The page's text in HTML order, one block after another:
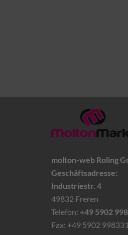
molton-web Roling
Geschäftsadresse:
Industriestr. 4
49832 Freren
Telefon: +49 5902
Fax: +49 5902